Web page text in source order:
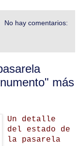
No hay comentarios:
más
Un detalle
del estado de
la pasarela